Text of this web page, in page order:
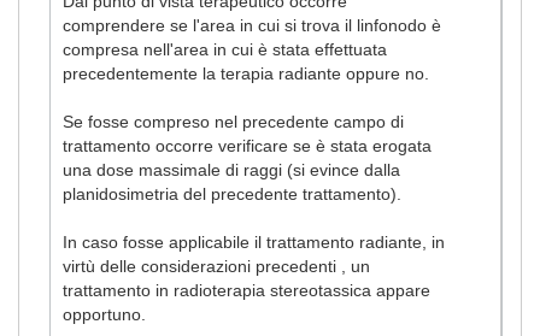
comprendere se l'area in cui si trova il linfonodo è
compresa nell'area in cui è stata effettuata
precedentemente la terapia radiante oppure no.
Se fosse compreso nel precedente campo di
trattamento occorre verificare se è stata erogata
una dose massimale di raggi (si evince dalla
planidosimetria del precedente trattamento).
In caso fosse applicabile il trattamento radiante, in
virtù delle considerazioni precedenti , un
trattamento in radioterapia stereotassica appare
opportuno.